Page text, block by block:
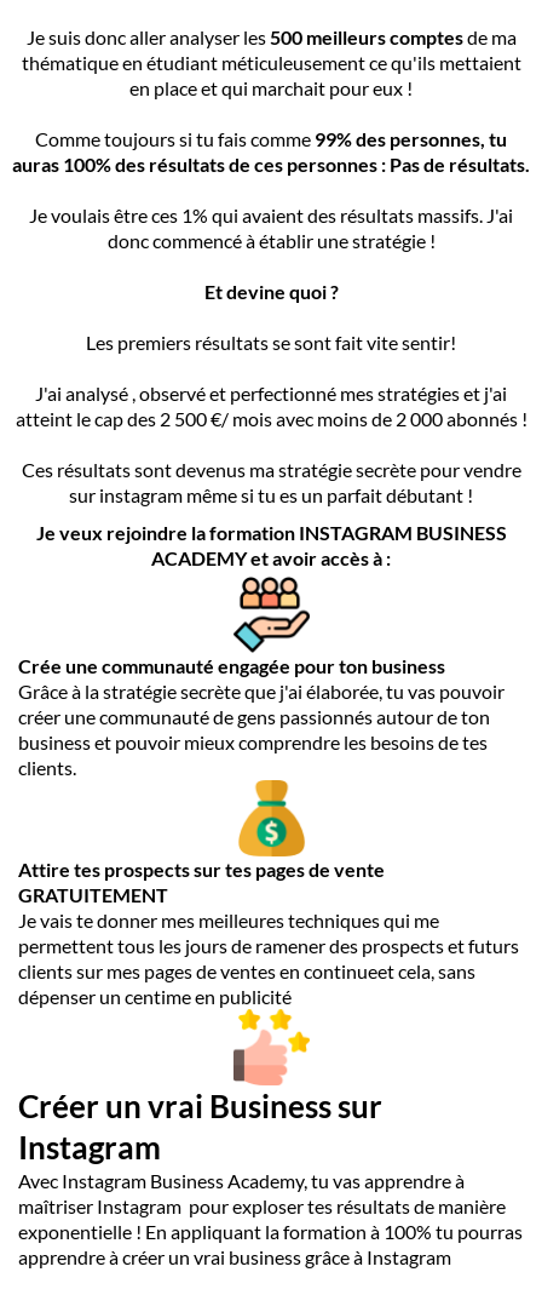
Je suis donc aller analyser les500 meilleurs comptesde ma
thématique en étudiant méticuleusement ce qu'ils mettaient
en place et qui marchait pour eux !
Comme toujours si tu fais comme 99% des personnes, tu
auras 100% des résultats de ces personnes : Pas de résultats.
Je voulais être ces 1% qui avaient des résultats massifs. J'ai
donc commencé à établir une stratégie !
Et devine quoi ?
Les premiers résultats se sont fait vite sentir!
J'ai analysé , observé et perfectionné mes stratégies et j'ai
atteint le cap des 2 500 €/ mois avec moins de 2 000 abonnés !
Ces résultats sont devenus ma stratégie secrète pour vendre
sur instagram même si tu es un parfait débutant !
Je veux rejoindre la formation INSTAGRAM BUSINESS
ACADEMY et avoir accès à :
Crée une communauté engagée pour ton business
Grâce à la stratégie secrète que j'ai élaborée, tu vas pouvoir
créer une communauté de gens passionnés autour de ton
business et pouvoir mieux comprendre les besoins de tes
clients.
Attire tes prospects sur tes pages de vente
GRATUITEMENT
Je vais te donner mes meilleures techniques qui me
permettent tous les jours de ramener des prospects et futurs
clients sur mes pages de ventes en continueet cela, sans
dépenser un centime en publicité
Créer un vrai Business sur
Instagram
Avec Instagram Business Academy, tu vas apprendre à
maîtriser Instagram pour exploser tes résultats de manière
exponentielle ! En appliquant la formation à 100% tu pourras
apprendre à créer un vrai business grâce à Instagram